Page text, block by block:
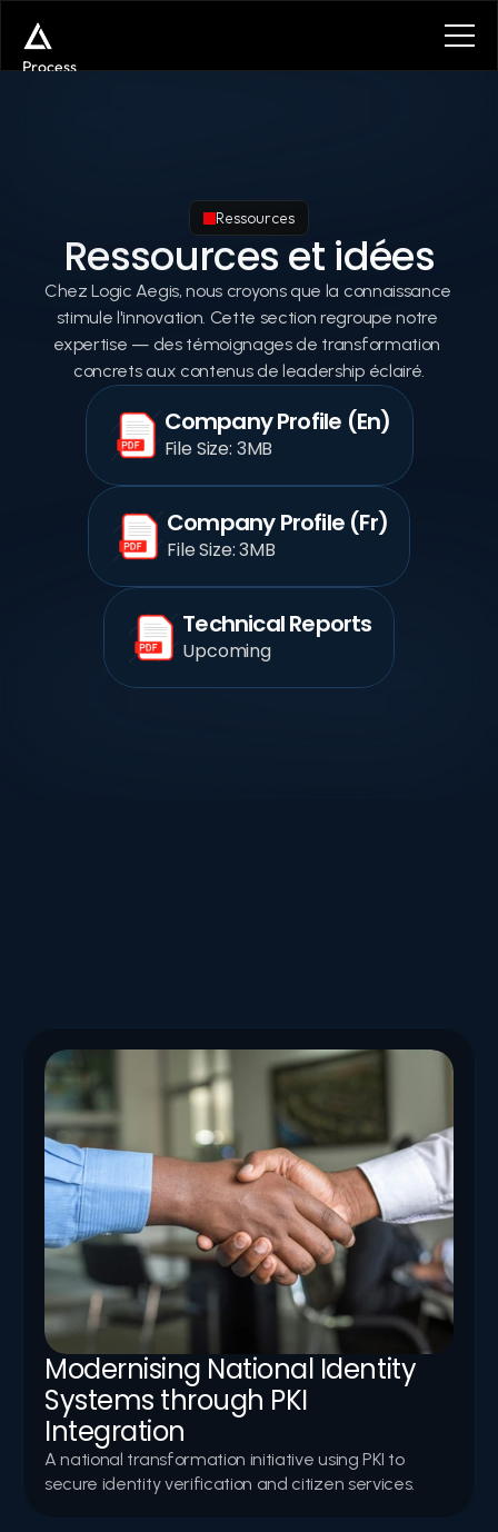
Process
Get in touch
Get in touch
Ressources
Ressources et idées
Chez Logic Aegis, nous croyons que la connaissance
stimule l'innovation. Cette section regroupe notre
expertise — des témoignages de transformation
concrets aux contenus de leadership éclairé.
Company Profile (En)
File Size: 3MB
Company Profile (Fr)
File Size: 3MB
Technical Reports
Upcoming
secure-infrastructure deployments led by Logic Aegis.
Modernising National Identity
Systems through PKI
Integration
A national transformation initiative using PKI to
secure identity verification and citizen services.